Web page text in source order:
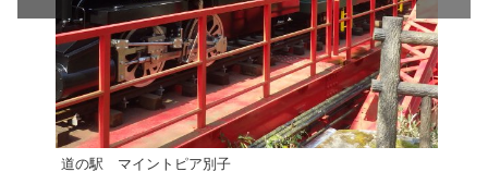
道の駅 マイントピア別子